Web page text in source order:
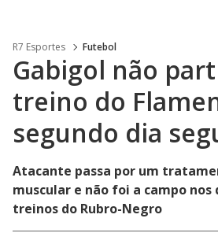
R7 Esportes Futebol
Gabigol não
treino do
segundo dia
Atacante passa por um
muscular e não foi a campo
treinos do Rubro-Negro